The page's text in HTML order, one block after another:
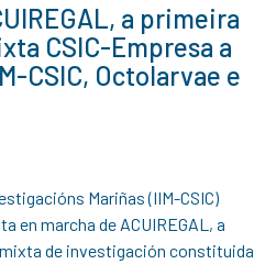
a primeira
CSIC-Empresa a
CSIC, Octolarvae e
Mariñas (IIM-CSIC)
en marcha de ACUIREGAL, a
de investigación constituida